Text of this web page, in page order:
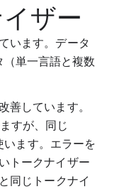
ザー
います。データ
単一言語と複数
善しています。
すが、同じ
います。エラーを
トークナイザー
同じトークナイ